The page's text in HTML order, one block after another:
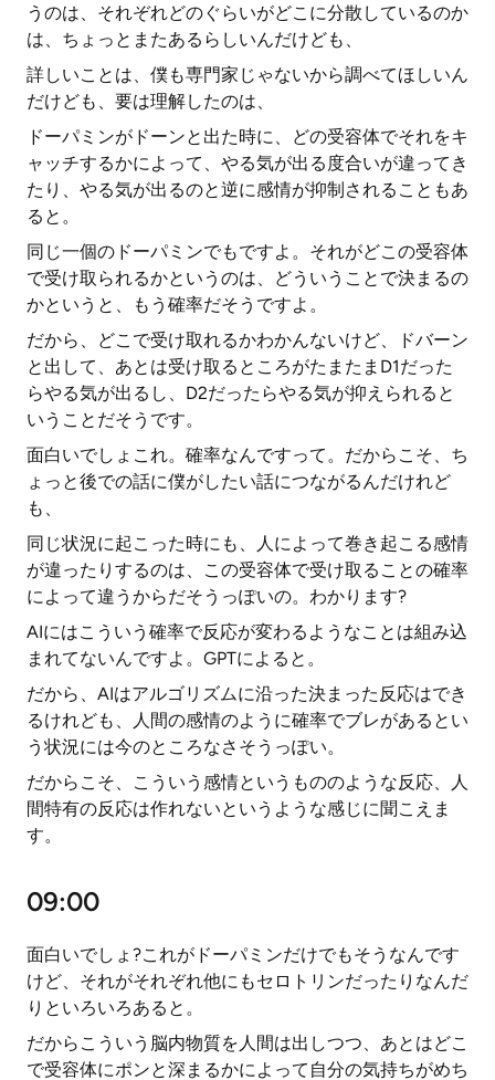
うのは、それぞれどのぐらいがどこに分散しているのか
は、ちょっとまたあるらしいんだけども、
詳しいことは、僕も専門家じゃないから調べてほしいん
だけども、要は理解したのは、
ドーパミンがドーンと出た時に、どの受容体でそれをキ
ャッチするかによって、やる気が出る度合いが違ってき
たり、やる気が出るのと逆に感情が抑制されることもあ
ると。
同じ一個のドーパミンでもですよ。それがどこの受容体
で受け取られるかというのは、どういうことで決まるの
かというと、もう確率だそうですよ。
だから、どこで受け取れるかわかんないけど、ドバーン
と出して、あとは受け取るところがたまたまD1だった
らやる気が出るし、D2だったらやる気が抑えられると
いうことだそうです。
面白いでしょこれ。確率なんですって。だからこそ、ち
ょっと後での話に僕がしたい話につながるんだけれど
も、
同じ状況に起こった時にも、人によって巻き起こる感情
が違ったりするのは、この受容体で受け取ることの確率
によって違うからだそうっぽいの。わかります?
AIにはこういう確率で反応が変わるようなことは組み込
まれてないんですよ。GPTによると。
だから、AIはアルゴリズムに沿った決まった反応はでき
るけれども、人間の感情のように確率でブレがあるとい
う状況には今のところなさそうっぽい。
だからこそ、こういう感情というもののような反応、人
間特有の反応は作れないというような感じに聞こえま
す。
09:00
面白いでしょ?これがドーパミンだけでもそうなんです
けど、それがそれぞれ他にもセロトリンだったりなんだ
りといろいろあると。
だからこういう脳内物質を人間は出しつつ、あとはどこ
で受容体にポンと深まるかによって自分の気持ちがめち